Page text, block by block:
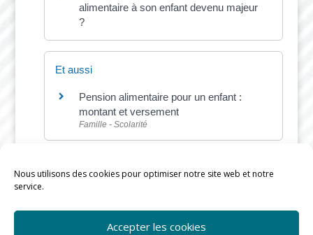
Nous utilisons des cookies pour optimiser notre site web et notre
service.
Accepter les cookies
alimentaire à son enfant devenu majeur
?
Et aussi
Pension alimentaire pour un enfant :
montant et versement
Famille - Scolarité